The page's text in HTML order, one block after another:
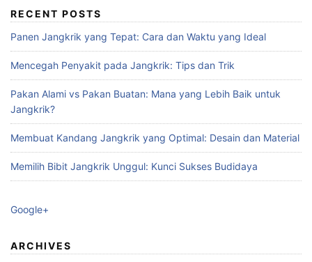
RECENT POSTS
Panen Jangkrik yang Tepat: Cara dan Waktu yang Ideal
Mencegah Penyakit pada Jangkrik: Tips dan Trik
Pakan Alami vs Pakan Buatan: Mana yang Lebih Baik untuk
Jangkrik?
Membuat Kandang Jangkrik yang Optimal: Desain dan Material
Memilih Bibit Jangkrik Unggul: Kunci Sukses Budidaya
Google+
ARCHIVES